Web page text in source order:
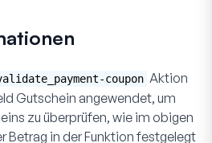
coupon Aktion
Gutschein angewendet, um
zu überprüfen, wie im obigen
Betrag in der Funktion festgelegt